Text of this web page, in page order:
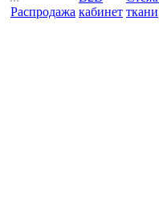
Распродажа кабинет ткани